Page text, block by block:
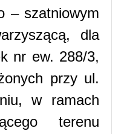
– szatniowym
dla
nr ew. 288/3,
przy ul.
w ramach
terenu